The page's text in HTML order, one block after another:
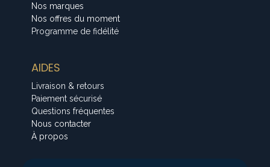
Nos marques
Nos offres du moment
Programme de fidélité
AIDES
Livraison & retours
Paiement sécurisé
Questions fréquentes
Nous contacter
À propos